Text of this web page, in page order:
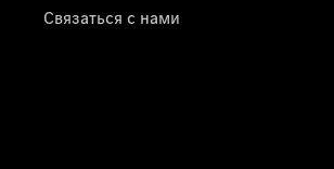
Связаться с нами